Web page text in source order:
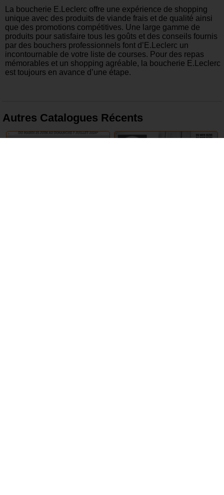
La boucherie E.Leclerc offre une expérience de shopping
unique avec des produits de viande frais et de qualité ainsi
que des promotions compétitives. Une large gamme de
produits pour satisfaire tous les goûts et des conseils fournis
par des bouchers professionnels font d’E.Leclerc un
incontournable de votre liste de courses. Pour des repas
mémorables et un shopping agréable, la boucherie E.Leclerc
est toujours en avance d’une étape.
Autres Catalogues Récents